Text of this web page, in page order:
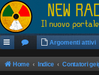
Argomenti attivi
Home Indice